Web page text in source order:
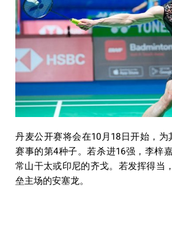
丹麦公开赛将会在10月18日开始，为
赛事的第4种子。若杀进16强，李梓
常山干太或印尼的齐戈。若发挥得当
垒主场的安塞龙。